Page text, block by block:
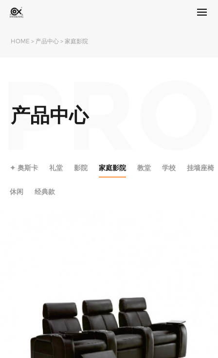
HOME > 产品中心 >家庭影院
产品中心
✦ 奥斯卡 礼堂 影院 家庭影院 教堂 学校 挂墙座椅
休闲 经典款